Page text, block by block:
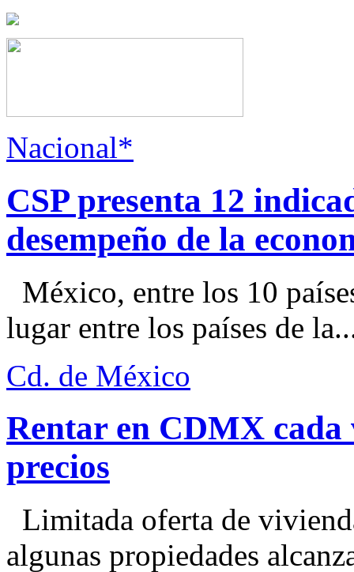
Nacional*
CSP presenta 12
desempeño de la
México, entre los 10
lugar entre los países de
Cd. de México
Rentar en CDMX cada
precios
Limitada oferta de
algunas propiedades